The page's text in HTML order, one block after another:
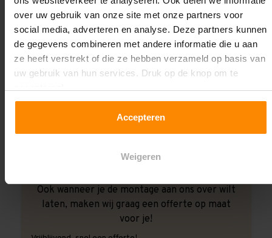
over uw gebruik van onze site met onze partners voor
social media, adverteren en analyse. Deze partners kunnen
de gegevens combineren met andere informatie die u aan
ze heeft verstrekt of die ze hebben verzameld op basis van
uw gebruik van hun services. Druk op de knop om te
Accepteren
Weigeren
Ook wanneer je de montage aan ons over wilt
laten, maken wij graag een offerte op maat
voor je!